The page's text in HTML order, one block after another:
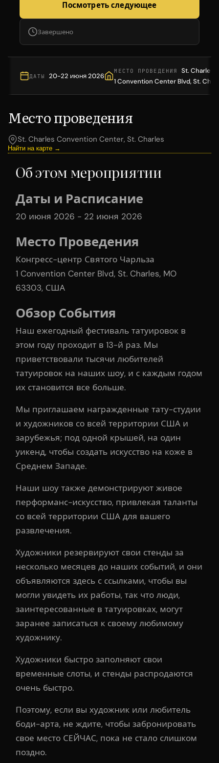
Посмотреть следующее
Завершено
ДАТЫ 20-22 июня 2026
МЕСТО ПРОВЕДЕНИЯ
St. Charles
1 Convention Center Blvd, St.
Место проведения
St. Charles Convention Center, St. Charles
Найти на карте →
Об этом мероприятии
Даты и Расписание
20 июня 2026 - 22 июня 2026
Место Проведения
Конгресс-центр Святого Чарльза
1 Convention Center Blvd, St. Charles, MO
63303, США
Обзор События
Наш ежегодный фестиваль татуировок в
этом году проходит в 13-й раз. Мы
приветствовали тысячи любителей
татуировок на наших шоу, и с каждым годом
их становится все больше.
Мы приглашаем награжденные тату-студии
и художников со всей территории США и
зарубежья; под одной крышей, на один
уикенд, чтобы создать искусство на коже в
Среднем Западе.
Наши шоу также демонстрируют живое
перформанс-искусство, привлекая таланты
со всей территории США для вашего
развлечения.
Художники резервируют свои стенды за
несколько месяцев до наших событий, и они
объявляются здесь с ссылками, чтобы вы
могли увидеть их работы, так что люди,
заинтересованные в татуировках, могут
заранее записаться к своему любимому
художнику.
Художники быстро заполняют свои
временные слоты, и стенды распродаются
очень быстро.
Поэтому, если вы художник или любитель
боди-арта, не ждите, чтобы забронировать
свое место СЕЙЧАС, пока не стало слишком
поздно.